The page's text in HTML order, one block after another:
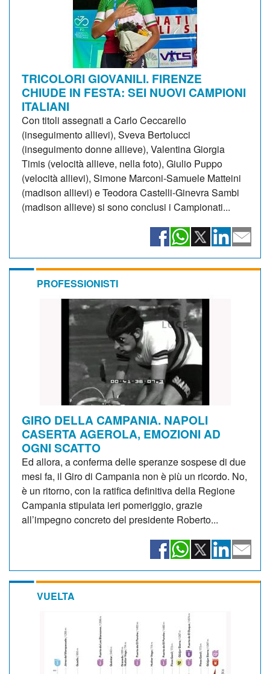
TRICOLORI GIOVANILI. FIRENZE
CHIUDE IN FESTA: SEI NUOVI CAMPIONI
ITALIANI
Con titoli assegnati a Carlo Ceccarello
(inseguimento allievi), Sveva Bertolucci
(inseguimento donne allieve), Valentina Giorgia
Timis (velocità allieve, nella foto), Giulio Puppo
(velocità allievi), Simone Marconi-Samuele Matteini
(madison allievi) e Teodora Castelli-Ginevra Sambi
(madison allieve) si sono conclusi i Campionati...
PROFESSIONISTI
GIRO DELLA CAMPANIA. NAPOLI
CASERTA AGEROLA, EMOZIONI AD
OGNI SCATTO
Ed allora, a conferma delle speranze sospese di due
mesi fa, il Giro di Campania non è più un ricordo. No,
è un ritorno, con la ratifica definitiva della Regione
Campania stipulata ieri pomeriggio, grazie
all’impegno concreto del presidente Roberto...
VUELTA